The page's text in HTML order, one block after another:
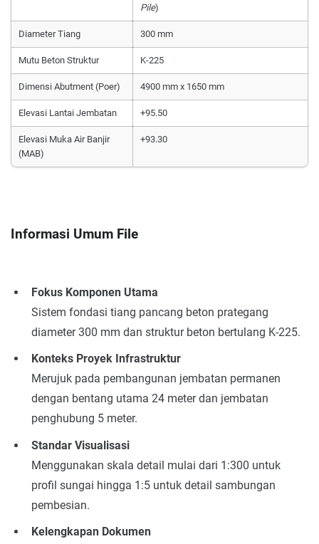
Pile)
Diameter Tiang 300 mm
Mutu Beton Struktur K-225
Dimensi Abutment (Poer) 4900 mm x 1650 mm
Elevasi Lantai Jembatan +95.50
Elevasi Muka Air Banjir
(MAB)
+93.30
Informasi Umum File
Fokus Komponen Utama
Sistem fondasi tiang pancang beton prategang
diameter 300 mm dan struktur beton bertulang K-225.
Konteks Proyek Infrastruktur
Merujuk pada pembangunan jembatan permanen
dengan bentang utama 24 meter dan jembatan
penghubung 5 meter.
Standar Visualisasi
Menggunakan skala detail mulai dari 1:300 untuk
profil sungai hingga 1:5 untuk detail sambungan
pembesian.
Kelengkapan Dokumen